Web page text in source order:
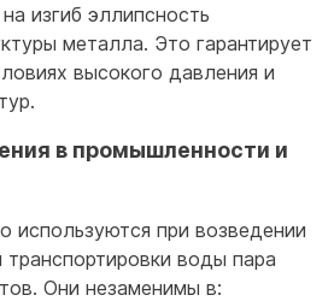
изгиб эллипсность
металла. Это гарантирует
высокого давления и
в промышленности и
используются при возведении
воды пара
Они незаменимы в: